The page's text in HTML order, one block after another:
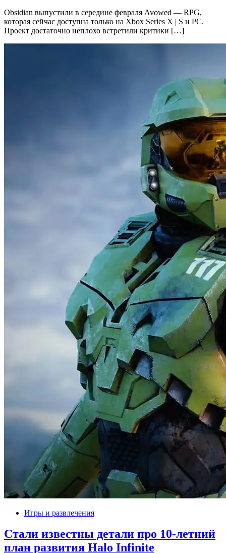
Obsidian выпустили в середине февраля Avowed — RPG,
которая сейчас доступна только на Xbox Series X | S и PC.
Проект достаточно неплохо встретили критики […]
Игры и развлечения
Стали известны детали про 10-летний
план развития Halo Infinite